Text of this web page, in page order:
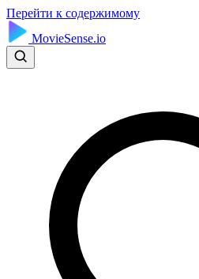
Перейти к содержимому
MovieSense.io